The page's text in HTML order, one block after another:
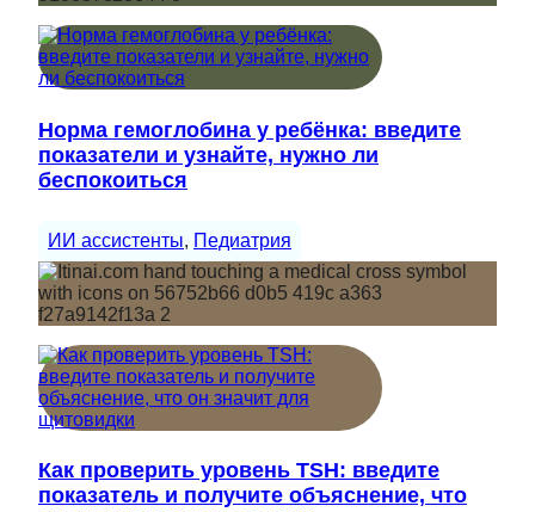
Норма гемоглобина у ребёнка: введите
показатели и узнайте, нужно ли
беспокоиться
ИИ ассистенты, Педиатрия
Как проверить уровень TSH: введите
показатель и получите объяснение, что